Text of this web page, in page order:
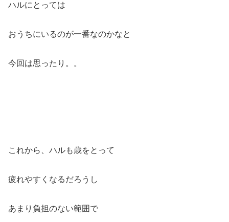
ハルにとっては
おうちにいるのが一番なのかなと
今回は思ったり。。
これから、ハルも歳をとって
疲れやすくなるだろうし
あまり負担のない範囲で